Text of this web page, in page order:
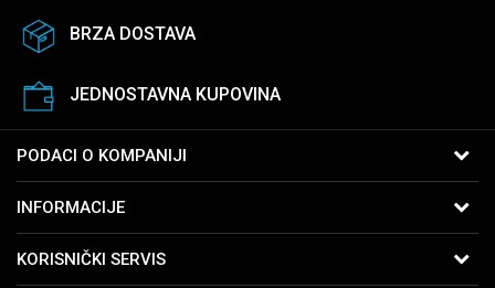
BRZA DOSTAVA
JEDNOSTAVNA KUPOVINA
PODACI O KOMPANIJI
Kralja Vukašina 911040 Beograd, Srbija
Telefon:065-2762761
INFORMACIJE
KORISNIČKI SERVIS